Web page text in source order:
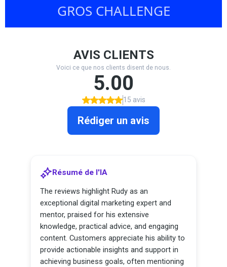
GROS CHALLENGE